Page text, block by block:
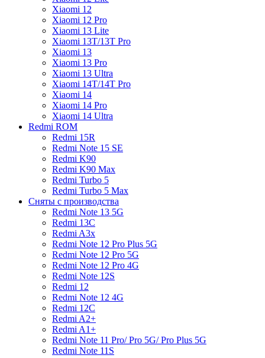
Xiaomi 12
Xiaomi 12 Pro
Xiaomi 13 Lite
Xiaomi 13T/13T Pro
Xiaomi 13
Xiaomi 13 Pro
Xiaomi 13 Ultra
Xiaomi 14T/14T Pro
Xiaomi 14
Xiaomi 14 Pro
Xiaomi 14 Ultra
Redmi ROM
Redmi 15R
Redmi Note 15 SE
Redmi K90
Redmi K90 Max
Redmi Turbo 5
Redmi Turbo 5 Max
Сняты с производства
Redmi Note 13 5G
Redmi 13C
Redmi A3x
Redmi Note 12 Pro Plus 5G
Redmi Note 12 Pro 5G
Redmi Note 12 Pro 4G
Redmi Note 12S
Redmi 12
Redmi Note 12 4G
Redmi 12C
Redmi A2+
Redmi A1+
Redmi Note 11 Pro/ Pro 5G/ Pro Plus 5G
Redmi Note 11S